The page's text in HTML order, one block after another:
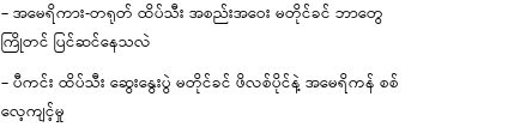
– အမေရိကား-တရုတ် ထိပ်သီး အစည်းအဝေး မတိုင်ခင် ဘာတွေ
ကြိုတင် ပြင်ဆင်နေသလဲ
– ပီကင်း ထိပ်သီး ဆွေးနွေးပွဲ မတိုင်ခင် ဖိလစ်ပိုင်နဲ့ အမေရိကန် စစ်
လေ့ကျင့်မှု